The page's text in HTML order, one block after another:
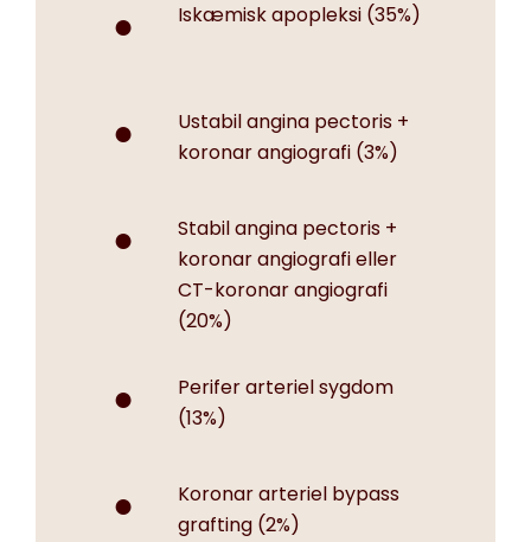
Iskæmisk apopleksi (35%)
Ustabil angina pectoris +
koronar angiografi (3%)
Stabil angina pectoris +
koronar angiografi eller
CT-koronar angiografi
(20%)
Perifer arteriel sygdom
(13%)
Koronar arteriel bypass
grafting (2%)